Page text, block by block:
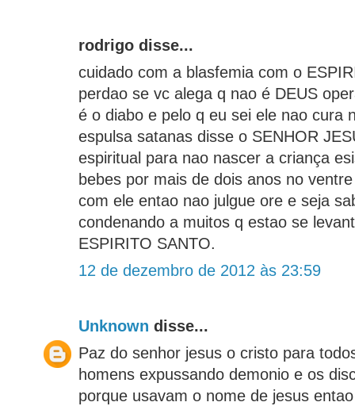
rodrigo disse...
cuidado com a blasfemia com o
perdao se vc alega q nao é DEUS
é o diabo e pelo q eu sei ele nao cura
espulsa satanas disse o SENHOR
espiritual para nao nascer a criança
bebes por mais de dois anos no
com ele entao nao julgue ore e seja
condenando a muitos q estao se
ESPIRITO SANTO.
12 de dezembro de 2012 às 23:59
Unknown disse...
Paz do senhor jesus o cristo para
homens expussando demonio e os
porque usavam o nome de jesus